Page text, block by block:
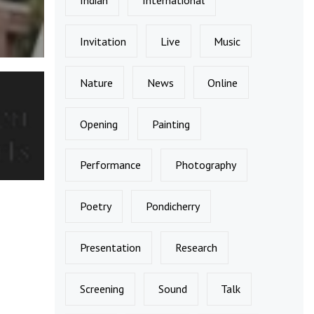
Invitation Live Music
Nature News Online
Opening Painting
Performance Photography
Poetry Pondicherry
Presentation Research
Screening Sound Talk